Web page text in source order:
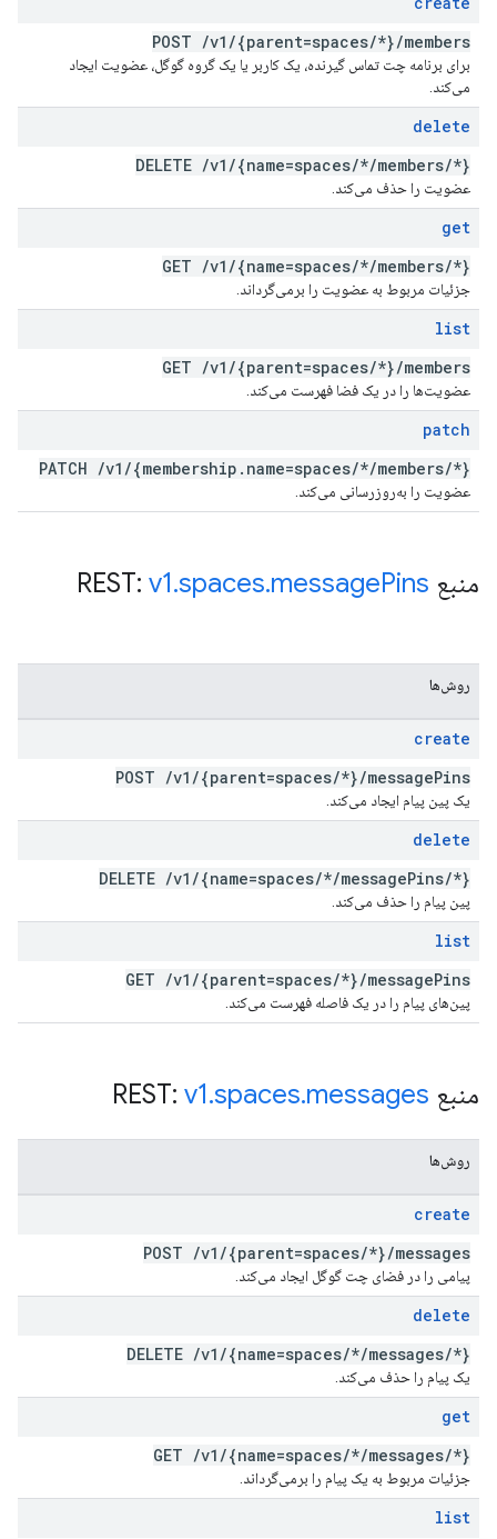
POST /v1 /{parent=spaces/*}/members
برای برنامه چت تماس گیرنده، یک کاربر یا یک گروه گوگل، عضویت ایجاد
می‌کند.
delete
DELETE /v1 /{name=spaces/*/members/*}
عضویت را حذف می‌کند.
get
GET /v1 /{name=spaces/*/members/*}
جزئیات مربوط به عضویت را برمی‌گرداند.
list
GET /v1 /{parent=spaces/*}/members
عضویت‌ها را در یک فضا فهرست می‌کند.
patch
PATCH /v1 /{membership . name=spaces/*/members/*}
عضویت را به‌روزرسانی می‌کند.
منبع REST: v1.spaces.messagePins
روش‌ها
create
POST /v1 /{parent=spaces/*}/messagePins
یک پین پیام ایجاد می‌کند.
delete
DELETE /v1 /{name=spaces/*/messagePins/*}
پین پیام را حذف می‌کند.
list
GET /v1 /{parent=spaces/*}/messagePins
پین‌های پیام را در یک فاصله فهرست می‌کند.
منبع REST: v1.spaces.messages
روش‌ها
create
POST /v1 /{parent=spaces/*}/messages
پیامی را در فضای چت گوگل ایجاد می‌کند.
delete
DELETE /v1 /{name=spaces/*/messages/*}
یک پیام را حذف می‌کند.
get
GET /v1 /{name=spaces/*/messages/*}
جزئیات مربوط به یک پیام را برمی‌گرداند.
list